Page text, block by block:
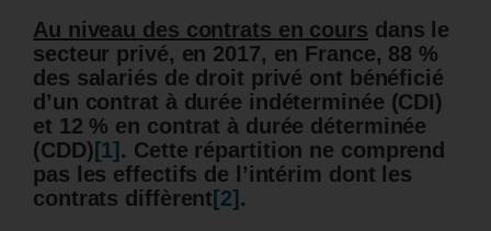
Au niveau des contrats en cours dans le
secteur privé, en 2017, en France, 88 %
des salariés de droit privé ont bénéficié
d’un contrat à durée indéterminée (CDI)
et 12 % en contrat à durée déterminée
(CDD) [1] . Cette répartition ne comprend
pas les effectifs de l’intérim dont les
contrats diffèrent [2] .